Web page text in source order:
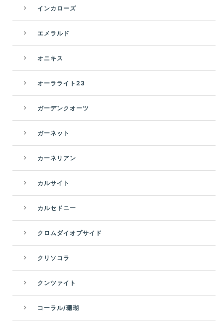
インカローズ
エメラルド
オニキス
オーラライト23
ガーデンクオーツ
ガーネット
カーネリアン
カルサイト
カルセドニー
クロムダイオプサイド
クリソコラ
クンツァイト
コーラル/珊瑚